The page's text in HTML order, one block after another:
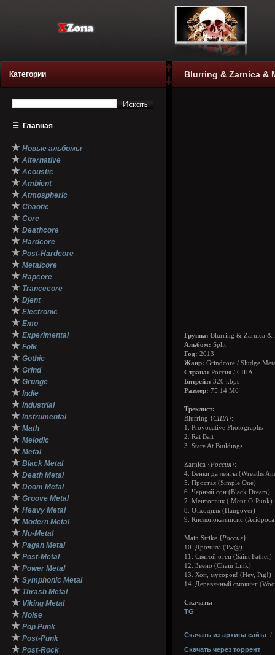
Категории
☰ Главная
★ Новые альбомы
★ Alternative
★ Acoustic
★ Ambient
★ Atmospheric
★ Chaotic
★ Core
★ Deathcore
★ Hardcore
★ Post-Hardcore
★ Metalcore
★ Rapcore
★ Trancecore
★ Djent
★ Electronic
★ Emo
★ Experimental
★ Folk
★ Gothic
★ Grind
★ Grunge
★ Indie
★ Industrial
★ Instrumental
★ Math
★ Melodic
★ Metal
★ Black Metal
★ Death Metal
★ Doom Metal
★ Groove Metal
★ Heavy Metal
★ Modern Metal
★ Nu-Metal
★ Pagan Metal
★ Post-Metal
★ Power Metal
★ Symphonic Metal
★ Thrash Metal
★ Viking Metal
★ Noise
★ Pop Punk
★ Post-Punk
★ Post-Rock
Blurring & Zarnica &
Группа: Blurring & Zarnica &
Альбом: Split
Год: 2013
Жанр: Grindcore / Sludge
Страна: Россия / США
Битрейт: 320 kbps
Размер: 75.14 Мб
Треклист:
Blurring {США}:
1. Provocative Photographs
2. Rat Bait
3. Stare At Buildings
Zarnica {Россия}:
4. Венки да ленты (Wreaths
5. Простая (Simple One)
6. Чёрный сон (Black Dream)
7. Ментопанк ( Ment-O-Punk)
8. Отходняк (Hangover)
9. Кислопокалипсис
Main Strike {Россия}:
10. Дрочила (Tw@)
11. Святой отец (Saint Father)
12. Звено (Chain Link)
13. Хоп, мусорок! (Hey, Pig!)
14. Деревянный смокинг
Скачать:
TG
Скачать из архива сайта /
Скачать через торрент